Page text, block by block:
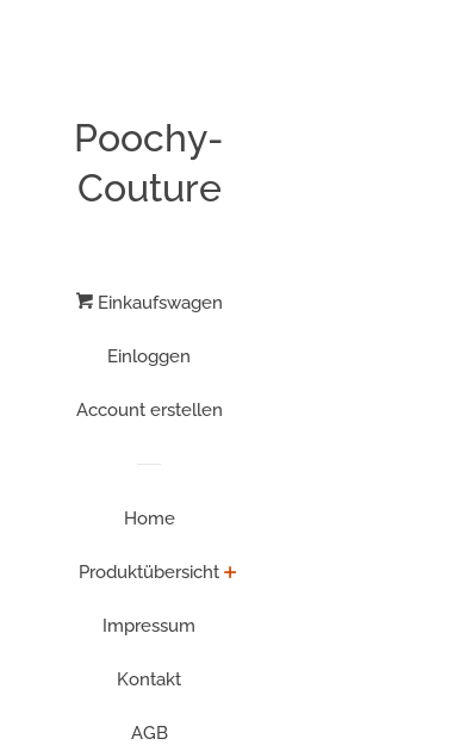
Poochy-
Couture
Einkaufswagen
Einloggen
Account erstellen
Home
Produktübersicht
Impressum
Kontakt
AGB